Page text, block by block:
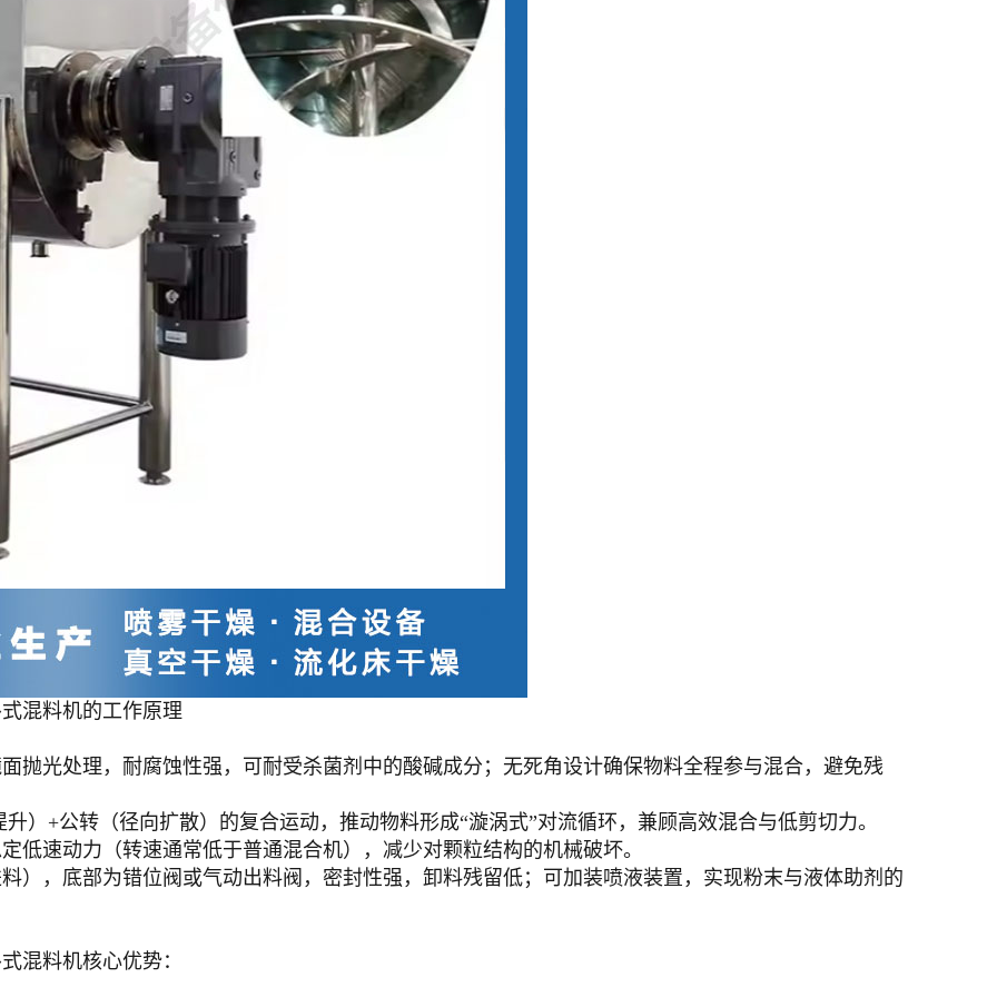
混料机的工作原理
抛光处理，耐腐蚀性强，可耐受杀菌剂中的酸碱成分；无死角设计确保物料全程参与混合，避免残
）+公转（径向扩散）的复合运动，推动物料形成“漩涡式”对流循环，兼顾高效混合与低剪切力。
低速动力（转速通常低于普通混合机），减少对颗粒结构的机械破坏。
），底部为错位阀或气动出料阀，密封性强，卸料残留低；可加装喷液装置，实现粉末与液体助剂的
混料机核心优势：